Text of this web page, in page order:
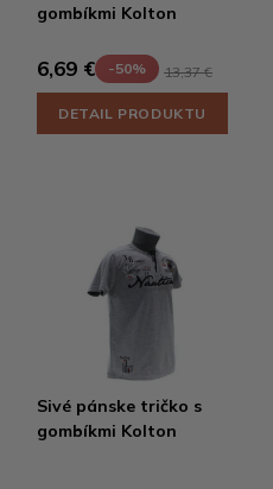
gombíkmi Kolton
6,69 € -50% 13,37 €
DETAIL PRODUKTU
Sivé pánske tričko s
gombíkmi Kolton